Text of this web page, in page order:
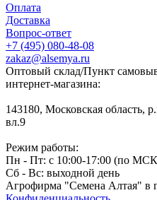
Оплата
Доставка
Вопрос-ответ
+7 (495) 080-48-08
zakaz@alsemya.ru
Оптовый склад/Пункт
интернет-магазина:
143180, Московская область,
вл.9
Режим работы:
Пн - Пт: с 10:00-17:00 (по
Сб - Вс: выходной день
Агрофирма "Семена Алтая" в